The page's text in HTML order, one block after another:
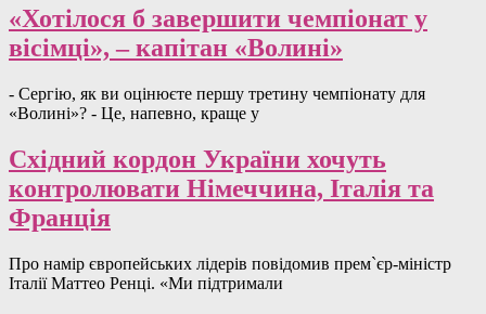
«Хотілося б завершити чемпіонат у
вісімці», – капітан «Волині»
- Сергію, як ви оцінюєте першу третину чемпіонату для
«Волині»? - Це, напевно, краще у
Східний кордон України хочуть
контролювати Німеччина, Італія та
Франція
Про намір європейських лідерів повідомив прем`єр-міністр
Італії Маттео Ренці. «Ми підтримали